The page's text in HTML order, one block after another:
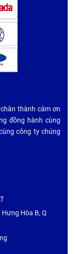
thành cảm ơn
đồng hành cùng
công ty chúng
Hòa B, Q